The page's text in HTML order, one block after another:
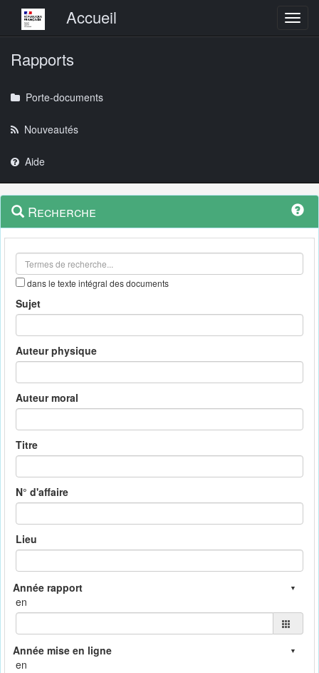
Menu principalAccueil
Rapports
Porte-documents
Nouveautés
Aide
Navigation
outils
Menu
contextuel
Recherche
dans le texte intégral des documents
Sujet
Auteur physique
Auteur moral
Titre
N° d'affaire
Lieu
en
en